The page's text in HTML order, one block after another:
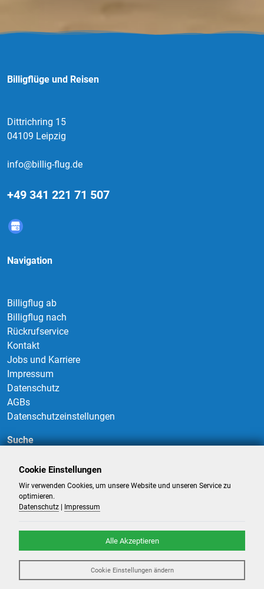
Billigflüge und Reisen
Dittrichring 15
04109 Leipzig
info@billig-flug.de
+49 341 221 71 507
Navigation
Billigflug ab
Billigflug nach
Rückrufservice
Kontakt
Jobs und Karriere
Impressum
Datenschutz
AGBs
Datenschutzeinstellungen
Suche
Suchen
Billigflüge und Reisen- Alle Rechte reserviert. -
powered by ATeO-Travel
Cookie Einstellungen
Wir verwenden Cookies, um unsere Website und unseren Service zu
optimieren.
Datenschutz
Impressum
Alle Akzeptieren
Cookie Einstellungen ändern